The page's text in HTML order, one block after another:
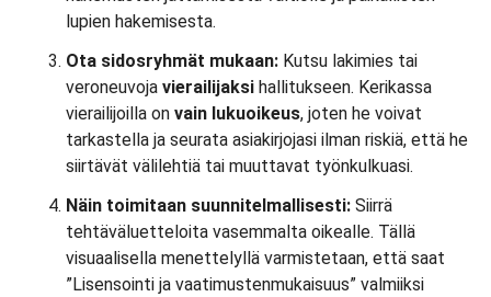
lupien hakemisesta.
Ota sidosryhmät mukaan: Kutsu lakimies tai
veroneuvoja vierailijaksi hallitukseen. Kerikassa
vierailijoilla on vain lukuoikeus, joten he voivat
tarkastella ja seurata asiakirjojasi ilman riskiä, että he
siirtävät välilehtiä tai muuttavat työnkulkuasi.
Näin toimitaan suunnitelmallisesti: Siirrä
tehtäväluetteloita vasemmalta oikealle. Tällä
visuaalisella menettelyllä varmistetaan, että saat
”Lisensointi ja vaatimustenmukaisuus” valmiiksi